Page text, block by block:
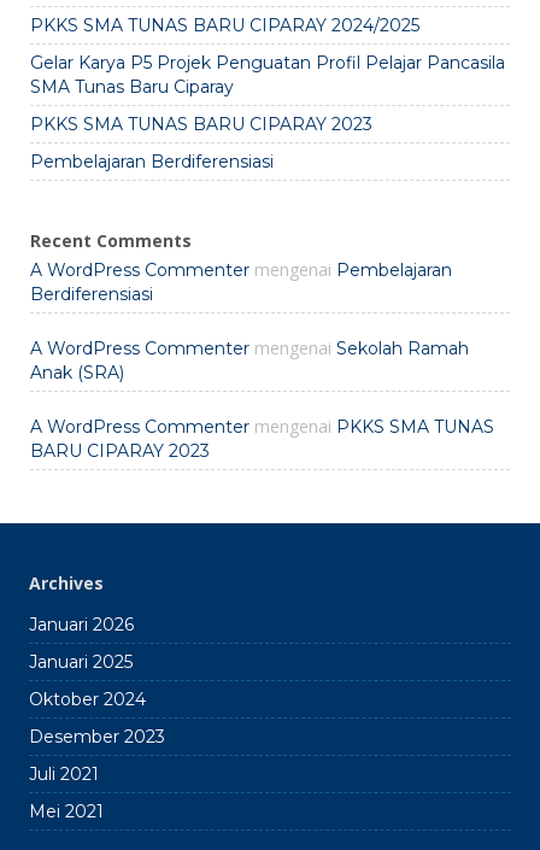
PKKS SMA TUNAS BARU CIPARAY 2024/2025
Gelar Karya P5 Projek Penguatan Profil Pelajar Pancasila
SMA Tunas Baru Ciparay
PKKS SMA TUNAS BARU CIPARAY 2023
Pembelajaran Berdiferensiasi
Recent Comments
A WordPress Commenter mengenai Pembelajaran
Berdiferensiasi
A WordPress Commenter mengenai Sekolah Ramah
Anak (SRA)
A WordPress Commenter mengenai PKKS SMA TUNAS
BARU CIPARAY 2023
Archives
Januari 2026
Januari 2025
Oktober 2024
Desember 2023
Juli 2021
Mei 2021